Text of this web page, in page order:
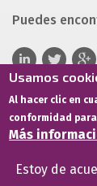
Puedes
Términos de
Usamos
Al hacer clic en
conformidad
Más
Estoy de